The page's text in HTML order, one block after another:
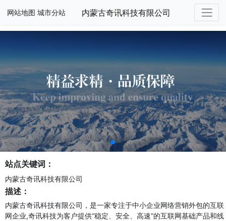
网站地图 城市分站 内蒙古奇讯科技有限公司
站点关键词：
内蒙古奇讯科技有限公司
描述：
内蒙古奇讯科技有限公司，是一家专注于中小企业网络营销外包的互联
网企业,奇讯科技为客户提供“稳定、安全、高速”的互联网基础产品和线